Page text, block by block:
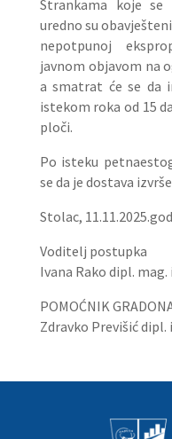
Strankama koje
uredno su
nepotpunoj
javnom objavom na
a smatrat će se da
istekom roka od 15
ploči.
Po isteku
se da je dostava
Stolac,
Voditelj postupka
Ivana Rako dipl. mag.
POMOĆNIK
Zdravko Previšić dipl.